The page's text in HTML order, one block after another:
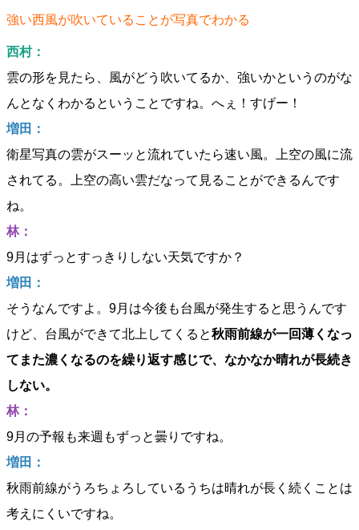
強い西風が吹いていることが写真でわかる
西村：
雲の形を見たら、風がどう吹いてるか、強いかというのがな
んとなくわかるということですね。へぇ！すげー！
増田：
衛星写真の雲がスーッと流れていたら速い風。上空の風に流
されてる。上空の高い雲だなって見ることができるんです
ね。
林：
9月はずっとすっきりしない天気ですか？
増田：
そうなんですよ。9月は今後も台風が発生すると思うんです
けど、台風ができて北上してくると秋雨前線が一回薄くなっ
てまた濃くなるのを繰り返す感じで、なかなか晴れが長続き
しない。
林：
9月の予報も来週もずっと曇りですね。
増田：
秋雨前線がうろちょろしているうちは晴れが長く続くことは
考えにくいですね。